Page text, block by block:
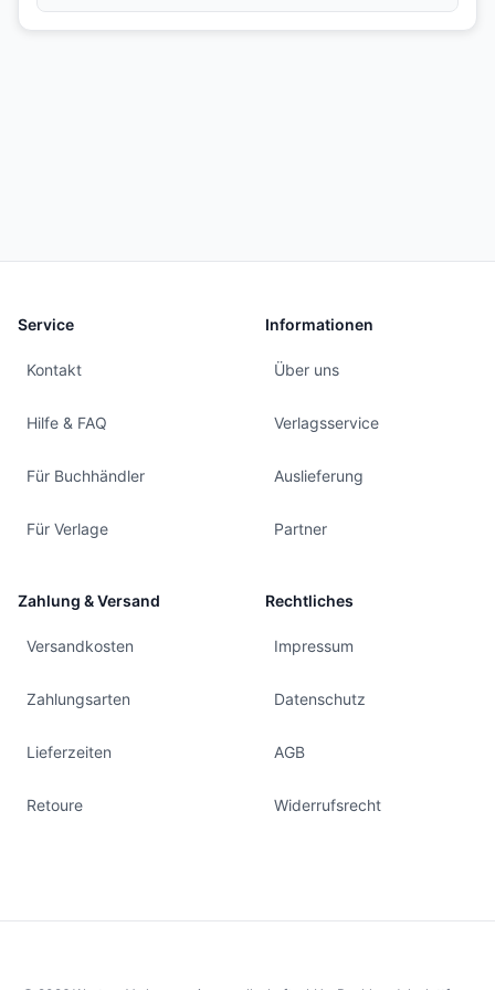
Service
Kontakt
Hilfe & FAQ
Für Buchhändler
Für Verlage
Informationen
Über uns
Verlagsservice
Auslieferung
Partner
Zahlung & Versand
Versandkosten
Zahlungsarten
Lieferzeiten
Retoure
Rechtliches
Impressum
Datenschutz
AGB
Widerrufsrecht